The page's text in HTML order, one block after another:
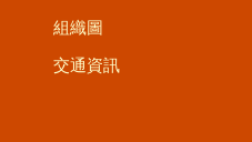
組織圖
交通資訊